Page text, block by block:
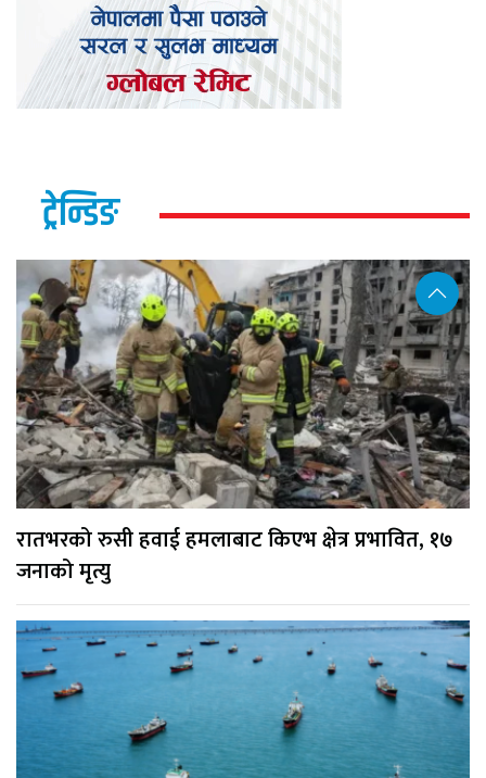
ट्रेन्डिङ
रातभरको रुसी हवाई हमलाबाट किएभ क्षेत्र प्रभावित, १७
जनाको मृत्यु